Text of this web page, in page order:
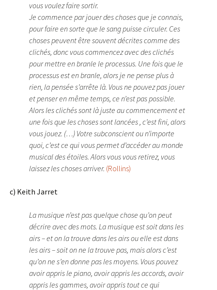
vous voulez faire sortir.
Je commence par jouer des choses que je connais,
pour faire en sorte que le sang puisse circuler. Ces
choses peuvent être souvent décrites comme des
clichés, donc vous commencez avec des clichés
pour mettre en branle le processus. Une fois que le
processus est en branle, alors je ne pense plus à
rien, la pensée s’arrête là. Vous ne pouvez pas jouer
et penser en même temps, ce n’est pas possible.
Alors les clichés sont là juste au commencement et
une fois que les choses sont lancées , c’est fini, alors
vous jouez. (…) Votre subconscient ou n’importe
quoi, c’est ce qui vous permet d’accéder au monde
musical des étoiles. Alors vous vous retirez, vous
laissez les choses arriver. (Rollins)
c) Keith Jarret
La musique n’est pas quelque chose qu’on peut
décrire avec des mots. La musique est soit dans les
airs – et on la trouve dans les airs ou elle est dans
les airs – soit on ne la trouve pas, mais alors c’est
qu’on ne s’en donne pas les moyens. Vous pouvez
avoir appris le piano, avoir appris les accords, avoir
appris les gammes, avoir appris tout ce qui